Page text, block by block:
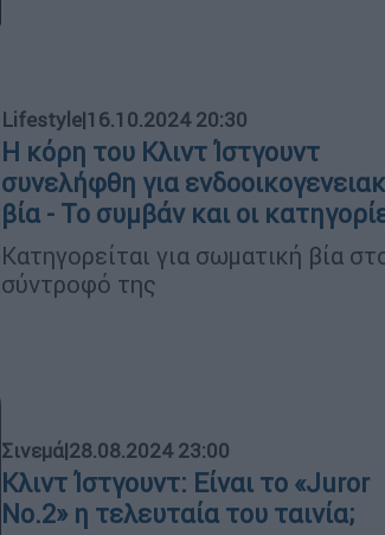
Lifestyle|16.10.2024 20:30
Η κόρη του Κλιντ Ίστγουντ
συνελήφθη για
βία - Το συμβάν και οι
Κατηγορείται για σωματική βία
σύντροφό της
Σινεμά|28.08.2024 23:00
Κλιντ Ίστγουντ: Είναι το «Juror
No.2» η τελευταία του ταινία;